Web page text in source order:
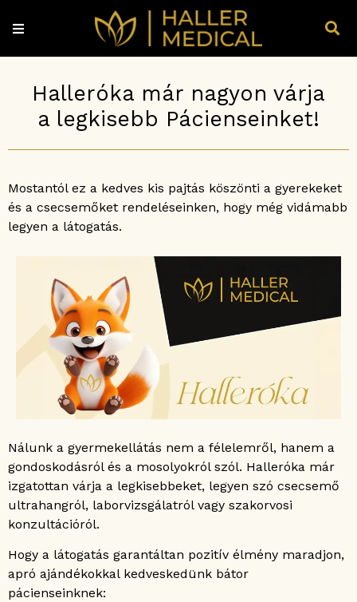
Halleróka már nagyon várja
a legkisebb Pácienseinket!
Mostantól ez a kedves kis pajtás köszönti a gyerekeket
és a csecsemőket rendeléseinken, hogy még vidámabb
legyen a látogatás.
Nálunk a gyermekellátás nem a félelemről, hanem a
gondoskodásról és a mosolyokról szól. Halleróka már
izgatottan várja a legkisebbeket, legyen szó csecsemő
ultrahangról, laborvizsgálatról vagy szakorvosi
konzultációról.
Hogy a látogatás garantáltan pozitív élmény maradjon,
apró ajándékokkal kedveskedünk bátor
pácienseinknek: